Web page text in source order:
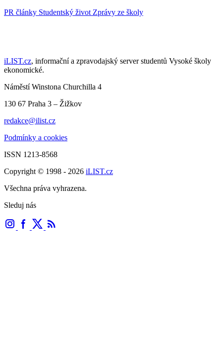
PR články Studentský život Zprávy ze školy
iLIST.cz, informační a zpravodajský server studentů Vysoké školy
ekonomické.
Náměstí Winstona Churchilla 4
130 67 Praha 3 – Žižkov
redakce@ilist.cz
Podmínky a cookies
ISSN 1213-8568
Copyright © 1998 - 2026 iLIST.cz
Všechna práva vyhrazena.
Sleduj nás